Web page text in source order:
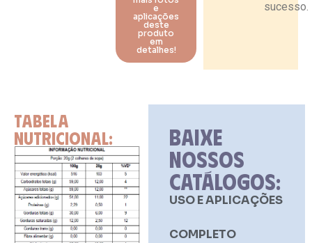
e
aplicações
deste
produto
em
detalhes!
sucesso.
BAIXE
NOSSOS
CATÁLOGOS:
USO E APLICAÇÕES
COMPLETO
TABELA
NUTRICIONAL: